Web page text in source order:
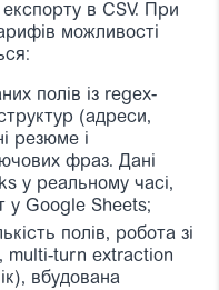
в CSV. При
можливості
полів із regex-
(адреси,
резюме і
фраз. Дані
у реальному часі,
у Google Sheets;
полів, робота зі
multi-turn extraction
вбудована